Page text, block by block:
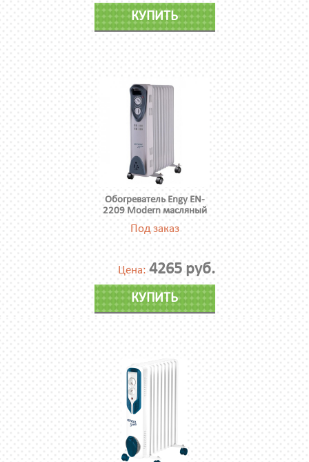
КУПИТЬ
Обогреватель Engy EN-
2209 Modern масляный
Под заказ
Цена: 4265 руб.
КУПИТЬ